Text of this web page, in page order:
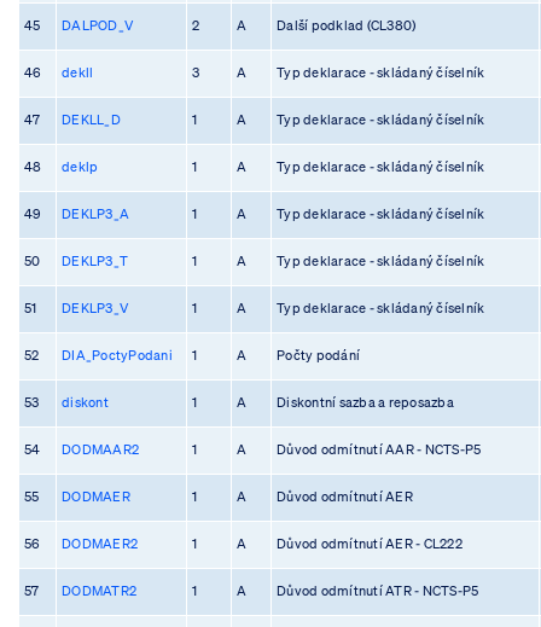
45 DALPOD_V 2 A Další podklad (CL380)
46 dekll 3 A Typ deklarace - skládaný číselník
47 DEKLL_D 1 A Typ deklarace - skládaný číselník
48 deklp 1 A Typ deklarace - skládaný číselník
49 DEKLP3_A 1 A Typ deklarace - skládaný číselník
50 DEKLP3_T 1 A Typ deklarace - skládaný číselník
51 DEKLP3_V 1 A Typ deklarace - skládaný číselník
52 DIA_PoctyPodani 1 A Počty podání
53 diskont 1 A Diskontní sazba a reposazba
54 DODMAAR2 1 A Důvod odmítnutí AAR - NCTS-P5
55 DODMAER 1 A Důvod odmítnutí AER
56 DODMAER2 1 A Důvod odmítnutí AER - CL222
57 DODMATR2 1 A Důvod odmítnutí ATR - NCTS-P5